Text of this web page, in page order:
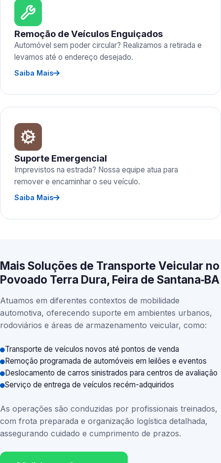
Remoção de Veículos Enguiçados
Automóvel sem poder circular? Realizamos a retirada e
levamos até o endereço desejado.
Saiba Mais
Suporte Emergencial
Imprevistos na estrada? Nossa equipe atua para
remover e encaminhar o seu veículo.
Saiba Mais
Mais Soluções de Transporte Veicular no
Povoado Terra Dura, Feira de Santana‑BA
Atuamos em diferentes contextos de mobilidade
automotiva, oferecendo suporte em ambientes urbanos,
rodoviários e áreas de armazenamento veicular, como:
Transporte de veículos novos até pontos de venda
Remoção programada de automóveis em leilões e eventos
Deslocamento de carros sinistrados para centros de avaliação
Serviço de entrega de veículos recém-adquiridos
As operações são conduzidas por profissionais treinados,
com frota preparada e organização logística detalhada,
assegurando cuidado e cumprimento de prazos.